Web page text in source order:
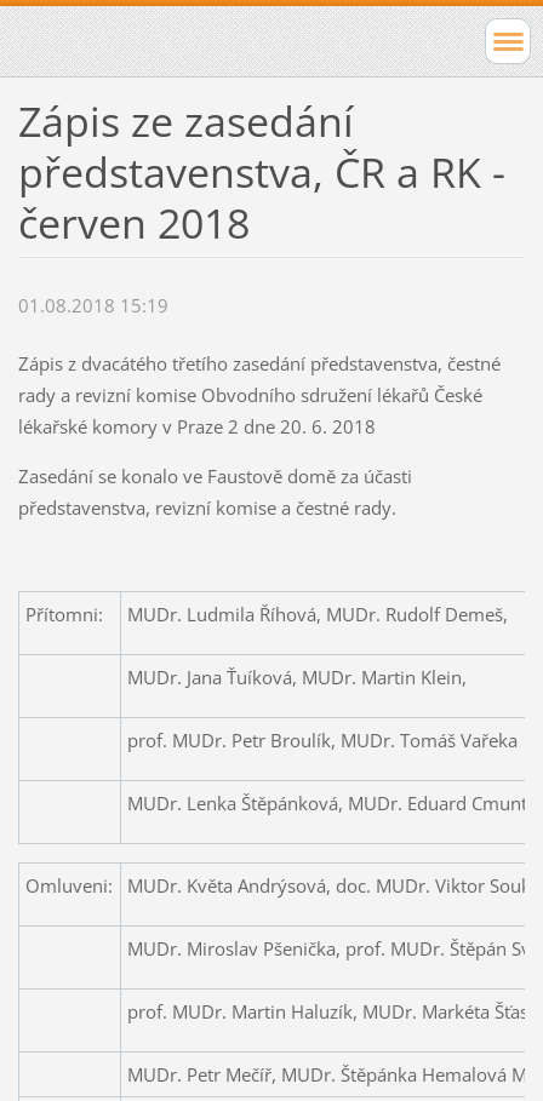
Zápis ze zasedání
představenstva, ČR a RK -
červen 2018
01.08.2018 15:19
Zápis z dvacátého třetího zasedání představenstva, čestné
rady a revizní komise Obvodního sdružení lékařů České
lékařské komory v Praze 2 dne 20. 6. 2018
Zasedání se konalo ve Faustově domě za účasti
představenstva, revizní komise a čestné rady.
Přítomni: MUDr. Ludmila Říhová, MUDr. Rudolf Demeš,
MUDr. Jana Ťuíková, MUDr. Martin Klein,
prof. MUDr. Petr Broulík, MUDr. Tomáš Vařeka
MUDr. Lenka Štěpánková, MUDr. Eduard Cmunt,
Omluveni: MUDr. Květa Andrýsová, doc. MUDr. Viktor
MUDr. Miroslav Pšenička, prof. MUDr. Štěpán
prof. MUDr. Martin Haluzík, MUDr. Markéta
MUDr. Petr Mečíř, MUDr. Štěpánka Hemalová